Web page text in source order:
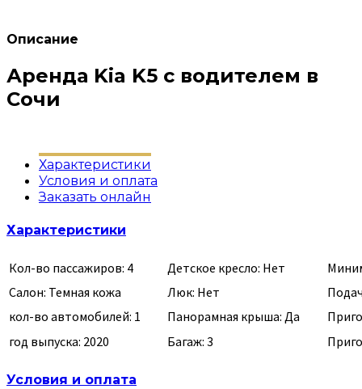
Описание
Аренда Kia K5 с водителем в
Сочи
Характеристики
Условия и оплата
Заказать онлайн
Характеристики
Кол-во пассажиров: 4 Детское кресло: Нет
Салон: Темная кожа
Люк: Нет
кол-во автомобилей: 1
Панорамная крыша: Да
год выпуска: 2020
Багаж: 3
Условия и оплата